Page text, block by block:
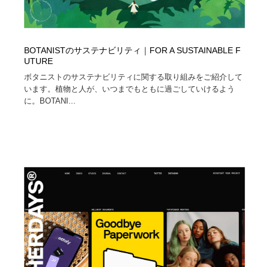
BOTANISTのサステナビリティ｜FOR A SUSTAINABLE F
UTURE
ボタニストのサステナビリティに関する取り組みをご紹介して
います。植物と人が、いつまでもともに過ごしていけるよう
に。BOTANI...